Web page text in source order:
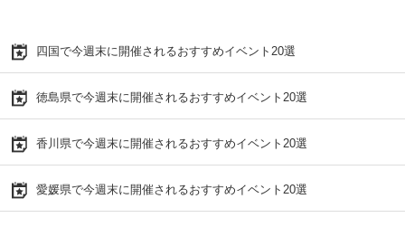
四国で今週末に開催されるおすすめイベント20選
徳島県で今週末に開催されるおすすめイベント20選
香川県で今週末に開催されるおすすめイベント20選
愛媛県で今週末に開催されるおすすめイベント20選